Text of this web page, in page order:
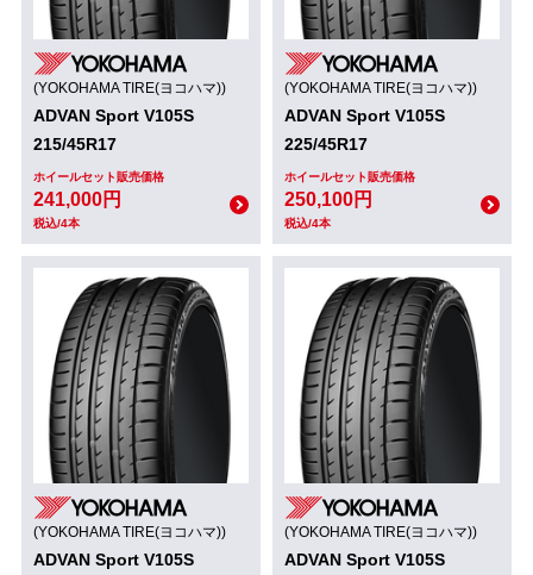
(YOKOHAMA TIRE(ヨコハマ))
ADVAN Sport V105S
215/45R17
ホイールセット販売価格
241,000円
税込/4本
(YOKOHAMA TIRE(ヨコハマ))
ADVAN Sport V105S
225/45R17
ホイールセット販売価格
250,100円
税込/4本
(YOKOHAMA TIRE(ヨコハマ))
ADVAN Sport V105S
(YOKOHAMA TIRE(ヨコハマ))
ADVAN Sport V105S